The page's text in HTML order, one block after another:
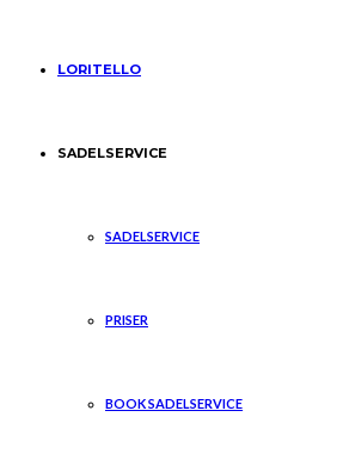
LORITELLO
SADELSERVICE
SADELSERVICE
PRISER
BOOK SADELSERVICE